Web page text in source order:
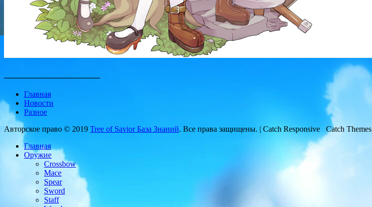
Главная
Новости
Разное
Авторское право © 2019 Tree of Savior База Знаний. Все права защищены. | Catch Responsive Catch Themes
Главная
Оружие
Crossbow
Mace
Spear
Sword
Staff